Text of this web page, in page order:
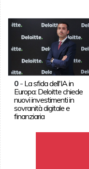
0- La sfida dell'IA in
Europa: Deloitte chiede
nuovi investimenti in
sovranità digitale e
finanziaria